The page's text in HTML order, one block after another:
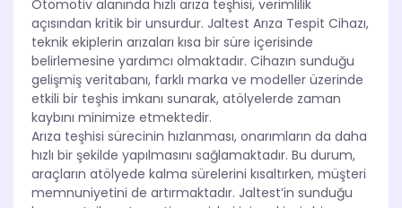
Otomotiv alanında hızlı arıza teşhisi, verimlilik
açısından kritik bir unsurdur. Jaltest Arıza Tespit Cihazı,
teknik ekiplerin arızaları kısa bir süre içerisinde
belirlemesine yardımcı olmaktadır. Cihazın sunduğu
gelişmiş veritabanı, farklı marka ve modeller üzerinde
etkili bir teşhis imkanı sunarak, atölyelerde zaman
kaybını minimize etmektedir.
Arıza teşhisi sürecinin hızlanması, onarımların da daha
hızlı bir şekilde yapılmasını sağlamaktadır. Bu durum,
araçların atölyede kalma sürelerini kısaltırken, müşteri
memnuniyetini de artırmaktadır. Jaltest’in sunduğu